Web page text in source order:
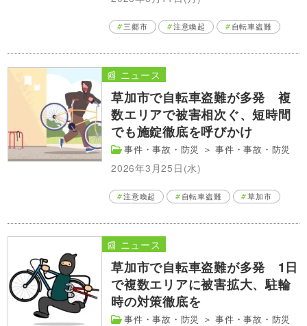
三郷市 注意喚起 自転車盗難
草加市で自転車盗難が多発 複
数エリアで被害相次ぐ、短時間
でも施錠徹底を呼びかけ
事件・事故・防災 ＞事件・事故・防災
2026年3月25日(水)
📰 ニュース
注意喚起 自転車盗難 草加市
草加市で自転車盗難が多発 1日
で複数エリアに被害拡大、駐輪
時の対策徹底を
事件・事故・防災 ＞事件・事故・防災
📰 ニュース